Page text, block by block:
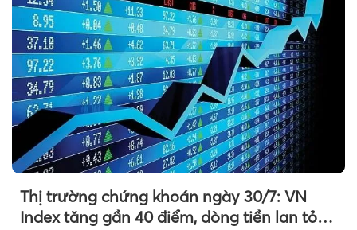
Thị trường chứng khoán ngày 30/7: VN
Index tăng gần 40 điểm, dòng tiền lan tỏa